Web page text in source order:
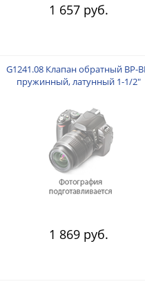
1 657 руб.
G1241.08 Клапан обратный ВР-
пружинный, латунный 1-1/2"
1 869 руб.